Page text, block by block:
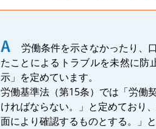
労働条件を示さなかったり、
たことによるトラブルを未然に防
示」を定めています。
労働基準法（第15条）では「労働
ければならない。」と定めており
面により確認するものとする。」と